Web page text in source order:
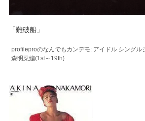
「難破船」
profileproのなんでもカンデモ: アイドル シングル
森明菜編(1st～19th)